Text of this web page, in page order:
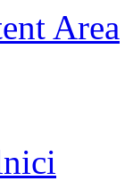
Area